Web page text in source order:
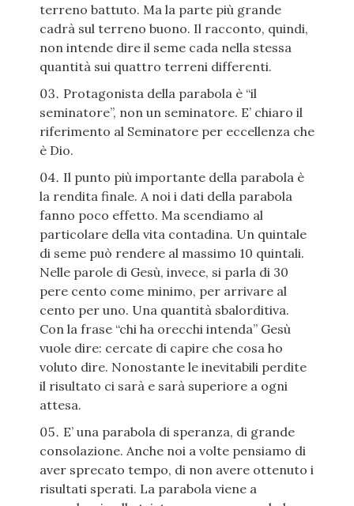
terreno battuto. Ma la parte più grande
cadrà sul terreno buono. Il racconto, quindi,
non intende dire il seme cada nella stessa
quantità sui quattro terreni differenti.
Protagonista della parabola è “il
seminatore”, non un seminatore. E’ chiaro il
riferimento al Seminatore per eccellenza che
è Dio.
Il punto più importante della parabola è
la rendita finale. A noi i dati della parabola
fanno poco effetto. Ma scendiamo al
particolare della vita contadina. Un quintale
di seme può rendere al massimo 10 quintali.
Nelle parole di Gesù, invece, si parla di 30
pere cento come minimo, per arrivare al
cento per uno. Una quantità sbalorditiva.
Con la frase “chi ha orecchi intenda” Gesù
vuole dire: cercate di capire che cosa ho
voluto dire. Nonostante le inevitabili perdite
il risultato ci sarà e sarà superiore a ogni
attesa.
E’ una parabola di speranza, di grande
consolazione. Anche noi a volte pensiamo di
aver sprecato tempo, di non avere ottenuto i
risultati sperati. La parabola viene a